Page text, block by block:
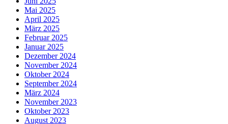
Mai 2025
April 2025
März 2025
Februar 2025
Januar 2025
Dezember 2024
November 2024
Oktober 2024
September 2024
März 2024
November 2023
Oktober 2023
August 2023